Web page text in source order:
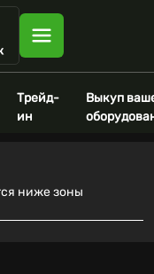
Трейд-
ин
Выкуп
ниже зоны